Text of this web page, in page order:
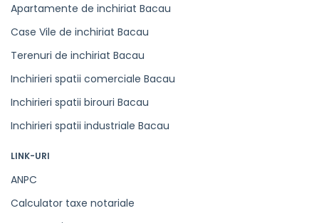
Apartamente de inchiriat Bacau
Case Vile de inchiriat Bacau
Terenuri de inchiriat Bacau
Inchirieri spatii comerciale Bacau
Inchirieri spatii birouri Bacau
Inchirieri spatii industriale Bacau
LINK-URI
ANPC
Calculator taxe notariale